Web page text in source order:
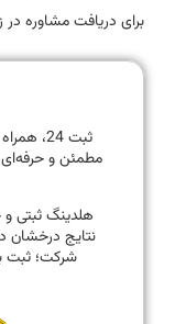
برای دریافت مشاوره در
ثبت
مطمئن و
نتایج درخشان
شرکت؛ ثبت